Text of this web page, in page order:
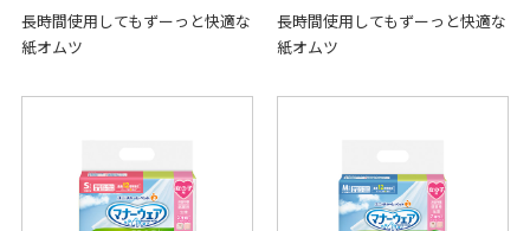
長時間使用してもずーっと快適な
紙オムツ
長時間使用してもずーっと快適な
紙オムツ